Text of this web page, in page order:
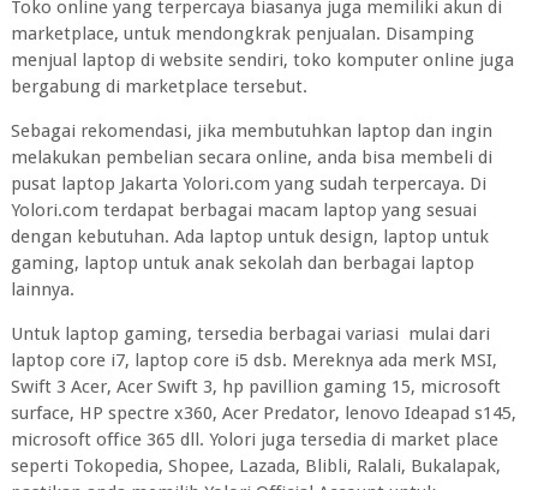
Toko online yang terpercaya biasanya juga memiliki akun di
marketplace, untuk mendongkrak penjualan. Disamping
menjual laptop di website sendiri, toko komputer online juga
bergabung di marketplace tersebut.
Sebagai rekomendasi, jika membutuhkan laptop dan ingin
melakukan pembelian secara online, anda bisa membeli di
pusat laptop Jakarta Yolori.com yang sudah terpercaya. Di
Yolori.com terdapat berbagai macam laptop yang sesuai
dengan kebutuhan. Ada laptop untuk design, laptop untuk
gaming, laptop untuk anak sekolah dan berbagai laptop
lainnya.
Untuk laptop gaming, tersedia berbagai variasi mulai dari
laptop core i7, laptop core i5 dsb. Mereknya ada merk MSI,
Swift 3 Acer, Acer Swift 3, hp pavillion gaming 15, microsoft
surface, HP spectre x360, Acer Predator, lenovo Ideapad s145,
microsoft office 365 dll. Yolori juga tersedia di market place
seperti Tokopedia, Shopee, Lazada, Blibli, Ralali, Bukalapak,